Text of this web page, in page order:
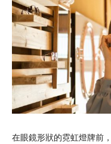
在眼鏡形狀的霓虹燈牌前